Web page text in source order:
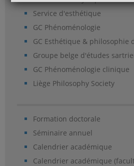
Service d'esthétique
GC Phénoménologie
GC Esthétique & philosophie
Groupe belge d'études
GC Phénoménologie clinique
Liège Philosophy Society
Formation doctorale
Séminaire annuel
Calendrier académique
Calendrier académique